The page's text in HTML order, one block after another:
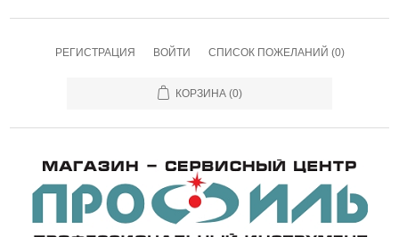
РЕГИСТРАЦИЯ ВОЙТИ СПИСОК ПОЖЕЛАНИЙ (0)
КОРЗИНА (0)